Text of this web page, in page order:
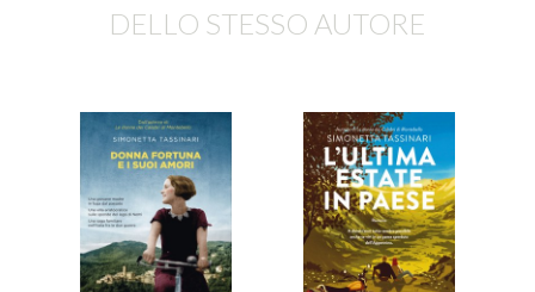
DELLO STESSO AUTORE